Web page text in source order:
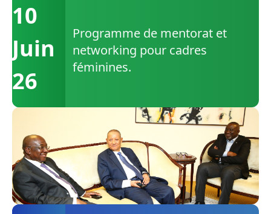
10
Juin
26
Programme de mentorat et
networking pour cadres
féminines.